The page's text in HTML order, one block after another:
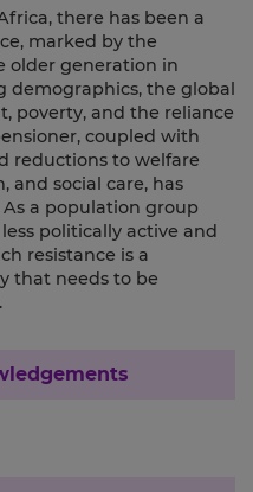
there has been a
marked by the
older generation in
demographics, the global
poverty, and the reliance
coupled with
reductions to welfare
and social care, has
As a population group
politically active and
resistance is a
that needs to be